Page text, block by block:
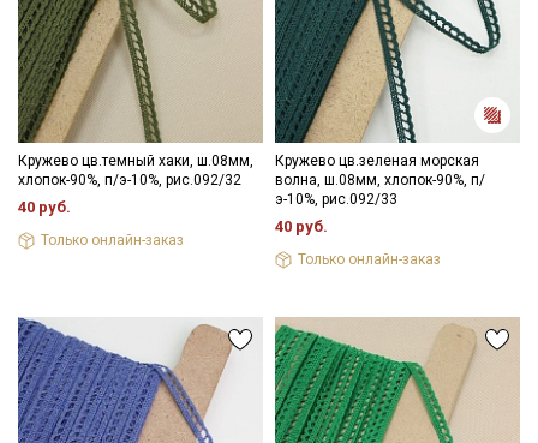
Кружево цв.темный хаки, ш.08мм,
хлопок-90%, п/э-10%, рис.092/32
40 руб.
Только онлайн-заказ
Кружево цв.зеленая морская
волна, ш.08мм, хлопок-90%, п/
э-10%, рис.092/33
40 руб.
Только онлайн-заказ